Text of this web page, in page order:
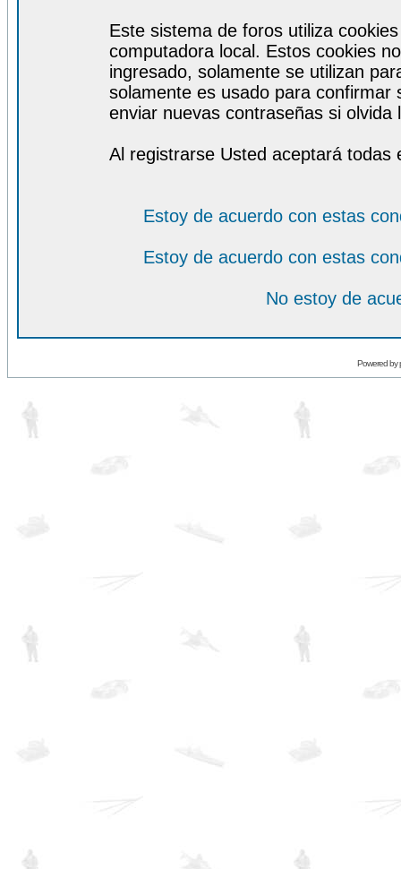
Este sistema de foros utiliza
computadora local. Estos cookies
ingresado, solamente se utilizan
solamente es usado para
enviar nuevas contraseñas si olvida
Al registrarse Usted aceptará todas
Estoy de acuerdo con estas
Estoy de acuerdo con estas
No estoy de
Powered by